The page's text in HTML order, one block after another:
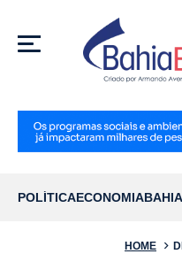
MENU
POLÍTICAECONOMIA
HOME